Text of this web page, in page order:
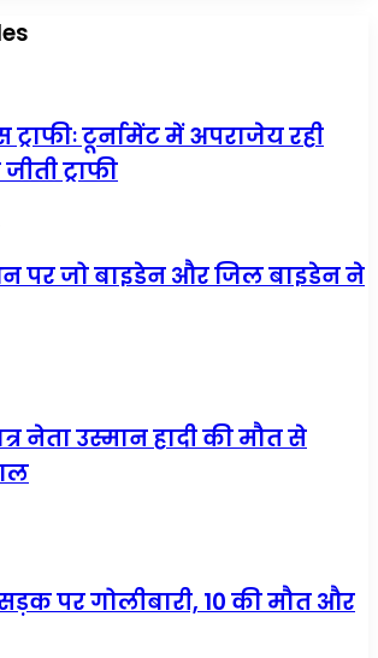
टूर्नामेंट में अपराजेय रही
ट्राफी
पर जो बाइडेन और जिल बाइडेन ने
नेता उस्मान हादी की मौत से
पर गोलीबारी, 10 की मौत और